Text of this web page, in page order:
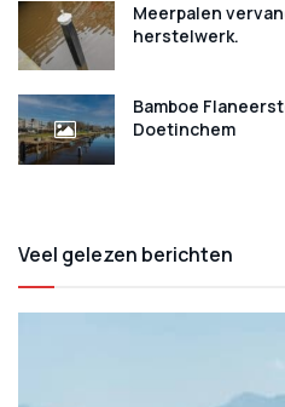
Meerpalen
herstelwerk.
Bamboe
Doetinchem
Veel gelezen berichten